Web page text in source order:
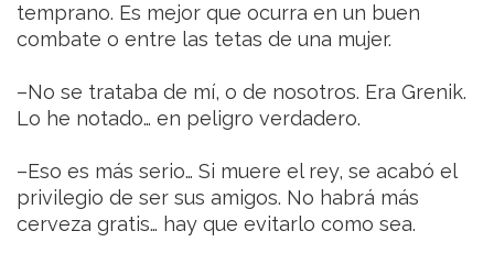
temprano. Es mejor que ocurra en un buen
combate o entre las tetas de una mujer.
–No se trataba de mí, o de nosotros. Era Grenik.
Lo he notado… en peligro verdadero.
–Eso es más serio… Si muere el rey, se acabó el
privilegio de ser sus amigos. No habrá más
cerveza gratis… hay que evitarlo como sea.